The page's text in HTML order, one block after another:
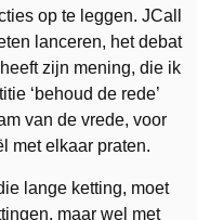
op te leggen. JCall
lanceren, het debat
zijn mening, die ik
‘behoud de rede’
van de vrede, voor
met elkaar praten.
lange ketting, moet
maar wel met